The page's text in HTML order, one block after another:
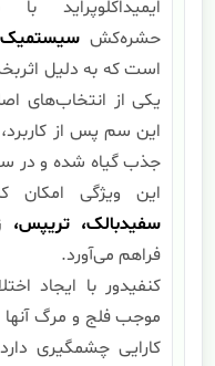
ایمیداکلوپراید
حشره‌کش سیستمیک
است که به دلیل
یکی از انتخاب‌های
این سم پس از
جذب گیاه شده و در
این ویژگی امکان
سفیدبالک،
فراهم می‌آورد.
کنفیدور با ایجاد
موجب فلج و مرگ آنها
کارایی چشمگیری